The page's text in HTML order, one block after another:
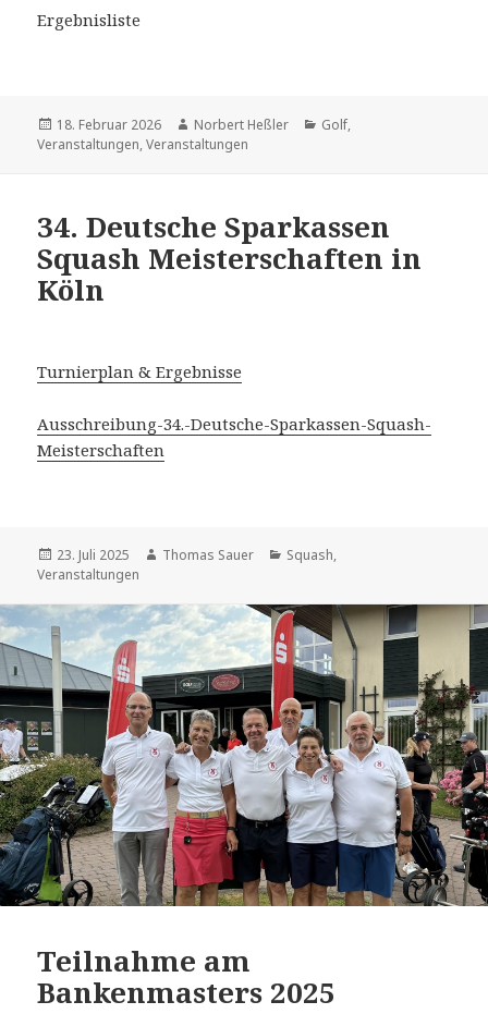
Ergebnisliste
Veröffentlicht
am
18. Februar 2026 Autor
Norbert Heßler Kategorien
Golf,
Veranstaltungen,Veranstaltungen
34. Deutsche Sparkassen
Squash Meisterschaften in
Köln
Turnierplan & Ergebnisse
Ausschreibung-34.-Deutsche-Sparkassen-Squash-
Meisterschaften
Veröffentlicht
am
23. Juli 2025 Autor
Thomas Sauer Kategorien
Squash,
Veranstaltungen
Teilnahme am
Bankenmasters 2025